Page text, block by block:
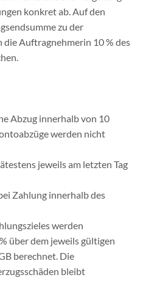
konkret ab. Auf den
zu der
Auftragnehmerin 10 % des
Abzug innerhalb von 10
werden nicht
jeweils am letzten Tag
Zahlung innerhalb des
werden
über dem jeweils gültigen
berechnet. Die
bleibt